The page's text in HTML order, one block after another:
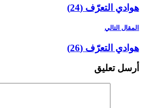
هوادي التعرّف (24)
المقال التالي
هوادي التعرّف (26)
أرسل تعليق